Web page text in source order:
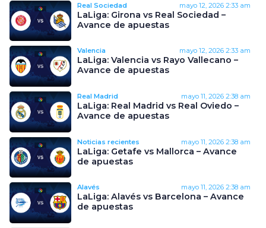
Real Sociedad mayo 12, 2026 2:33 am
LaLiga: Girona vs Real Sociedad –
Avance de apuestas
Valencia mayo 12, 2026 2:33 am
LaLiga: Valencia vs Rayo Vallecano –
Avance de apuestas
Real Madrid mayo 11, 2026 2:38 am
LaLiga: Real Madrid vs Real Oviedo –
Avance de apuestas
Noticias recientes mayo 11, 2026 2:38 am
LaLiga: Getafe vs Mallorca – Avance
de apuestas
Alavés mayo 11, 2026 2:38 am
LaLiga: Alavés vs Barcelona – Avance
de apuestas